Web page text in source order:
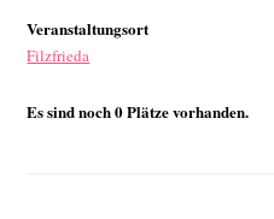
Veranstaltungsort
Filzfrieda
Es sind noch 0 Plätze vorhanden.